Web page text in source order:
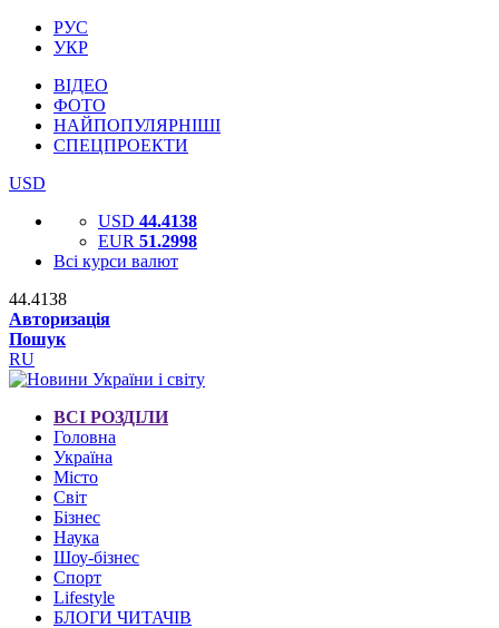
РУС
УКР
ВІДЕО
ФОТО
НАЙПОПУЛЯРНІШІ
СПЕЦПРОЕКТИ
USD
USD 44.4138
EUR 51.2998
Всі курси валют
44.4138
Авторизація
Пошук
RU
ВСІ РОЗДІЛИ
Головна
Україна
Місто
Світ
Бізнес
Наука
Шоу-бізнес
Спорт
Lifestyle
БЛОГИ ЧИТАЧІВ